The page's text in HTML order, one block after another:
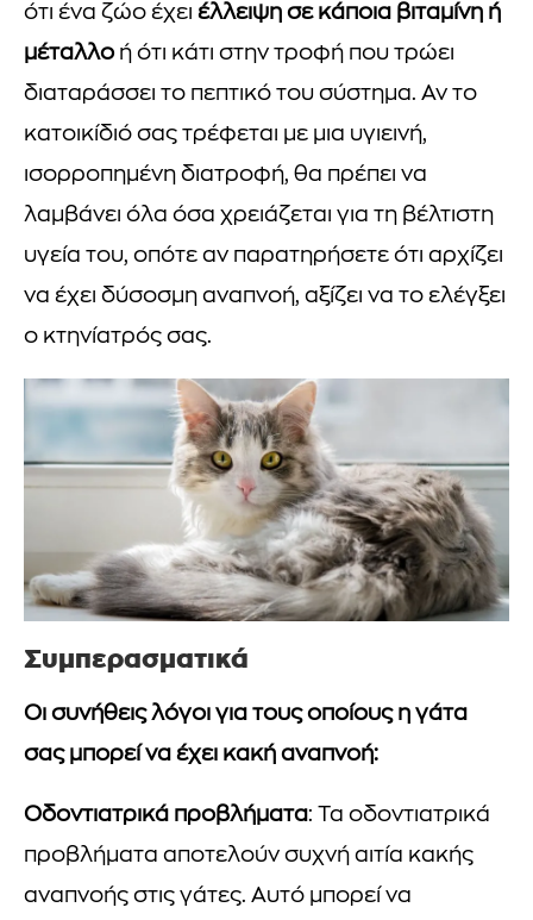
ότι ένα ζώο έχει έλλειψη σε κάποια βιταμίνη ή
μέταλλοή ότι κάτι στην τροφή που τρώει
διαταράσσει το πεπτικό του σύστημα. Αν το
κατοικίδιό σας τρέφεται με μια υγιεινή,
ισορροπημένη διατροφή, θα πρέπει να
λαμβάνει όλα όσα χρειάζεται για τη βέλτιστη
υγεία του, οπότε αν παρατηρήσετε ότι αρχίζει
να έχει δύσοσμη αναπνοή, αξίζει να το ελέγξει
ο κτηνίατρός σας.
Συμπερασματικά
Οι συνήθεις λόγοι για τους οποίους η γάτα
σας μπορεί να έχει κακή αναπνοή:
Οδοντιατρικά προβλήματα: Τα οδοντιατρικά
προβλήματα αποτελούν συχνή αιτία κακής
αναπνοής στις γάτες. Αυτό μπορεί να